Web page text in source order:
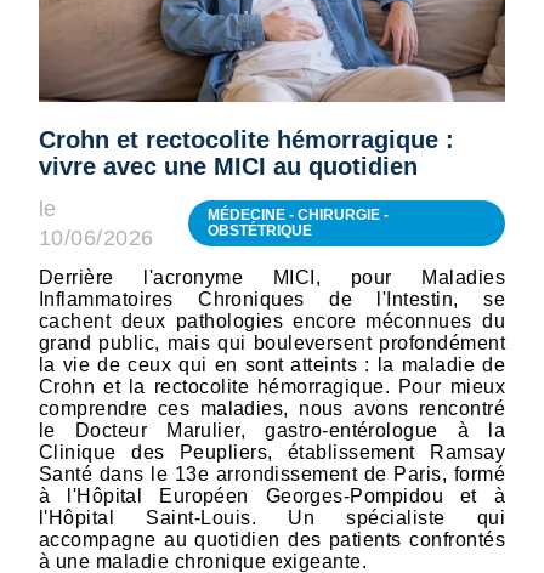
Crohn et rectocolite hémorragique :
vivre avec une MICI au quotidien
le
10/06/2026
MÉDECINE - CHIRURGIE -
OBSTÉTRIQUE
Derrière l'acronyme MICI, pour Maladies
Inflammatoires Chroniques de l'Intestin, se
cachent deux pathologies encore méconnues du
grand public, mais qui bouleversent profondément
la vie de ceux qui en sont atteints : la maladie de
Crohn et la rectocolite hémorragique. Pour mieux
comprendre ces maladies, nous avons rencontré
le Docteur Marulier, gastro-entérologue à la
Clinique des Peupliers, établissement Ramsay
Santé dans le 13e arrondissement de Paris, formé
à l'Hôpital Européen Georges-Pompidou et à
l'Hôpital Saint-Louis. Un spécialiste qui
accompagne au quotidien des patients confrontés
à une maladie chronique exigeante.